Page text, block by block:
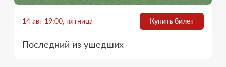
14 авг 19:00, пятница Купить билет
Последний из ушедших